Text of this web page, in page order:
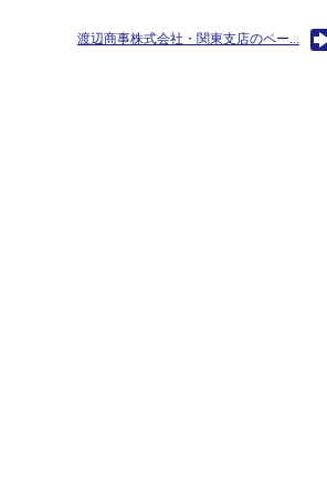
渡辺商事株式会社・関東支店のペー...